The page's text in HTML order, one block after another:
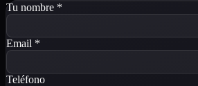
Tu nombre *
Email *
Teléfono